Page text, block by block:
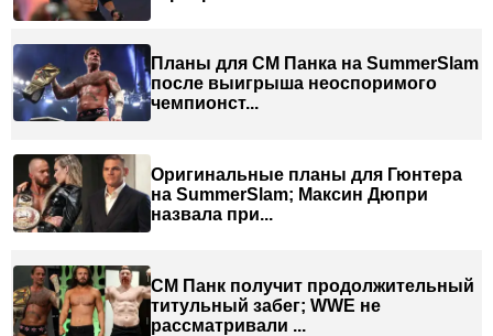
Планы для СМ Панка на SummerSlam
после выигрыша неоспоримого
чемпионст...
Оригинальные планы для Гюнтера
на SummerSlam; Максин Дюпри
назвала при...
СМ Панк получит продолжительный
титульный забег; WWE не
рассматривали ...